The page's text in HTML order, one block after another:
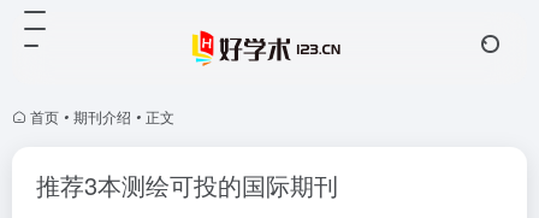
首页 • 期刊介绍 • 正文
推荐3本测绘可投的国际期刊